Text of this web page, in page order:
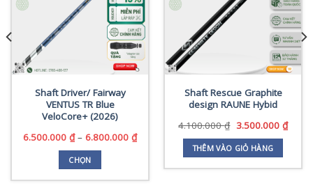
Shaft Driver/ Fairway
VENTUS TR Blue
VeloCore+ (2026)
6.500.000 ₫ – 6.800.000 ₫Khoảng
6.500.000 ₫
đến
CHỌN
Shaft Rescue Graphite
design RAUNE Hybid
4.100.000₫ Giá
gốc
là:
4.100.000 ₫.
3.500.000 ₫Giá
THÊM VÀO GIỎ HÀNG